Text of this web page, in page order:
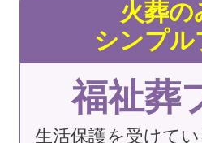
火葬の
シンプル
福祉葬
生活保護を受けて